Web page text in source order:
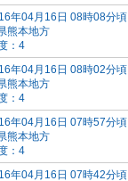
年04月16日 08時08分頃
熊本地方
：4
年04月16日 08時02分頃
熊本地方
：4
年04月16日 07時57分頃
熊本地方
：4
年04月16日 07時42分頃